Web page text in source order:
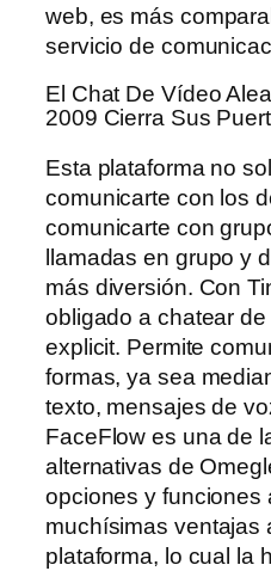
web, es más
servicio de
El Chat De Vídeo
2009 Cierra Sus
Esta plataforma no
comunicarte con los
comunicarte con
llamadas en grupo y
más diversión. Con
obligado a chatear
explicit. Permite
formas, ya sea
texto, mensajes de
FaceFlow es una de
alternativas de
opciones y funciones
muchísimas ventajas
plataforma, lo cual la